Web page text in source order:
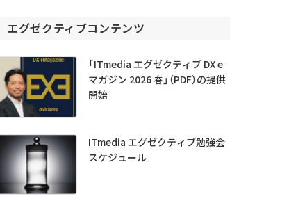
エグゼクティブコンテンツ
「ITmedia エグゼクティブ DX e
マガジン 2026 春」（PDF）の提供
開始
ITmedia エグゼクティブ勉強会
スケジュール